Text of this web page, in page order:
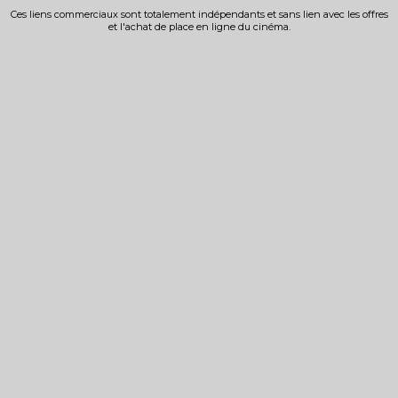
Ces liens commerciaux sont totalement indépendants et sans lien avec les offres
et l'achat de place en ligne du cinéma.